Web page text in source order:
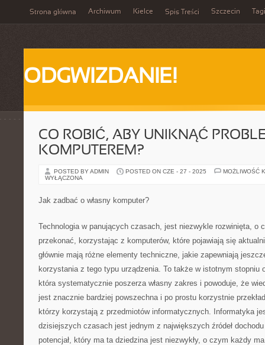
Strona główna Archiwum Kielce Spis Treści Szczecin Tagi
ODGWIZDANIE!
CO ROBIĆ, ABY UNIKNĄĆ
KOMPUTEREM?
POSTED BY ADMIN POSTED ON CZE - 27 - 2025
MOŻLIWOŚĆ
WYŁĄCZONA
Jak zadbać o własny komputer?
Technologia w panujących czasach, jest niezwykle rozwinięta, o
przekonać, korzystając z komputerów, które pojawiają się
głównie mają różne elementy techniczne, jakie zapewniają
korzystania z tego typu urządzenia. To także w istotnym stopniu
która systematycznie poszerza własny zakres i powoduje, że
jest znacznie bardziej powszechna i po prostu korzystnie
którzy korzystają z przedmiotów informatycznych. Informatyka
dzisiejszych czasach jest jednym z największych źródeł
potencjał, który ma ta dziedzina jest niezwykły, o czym każdy